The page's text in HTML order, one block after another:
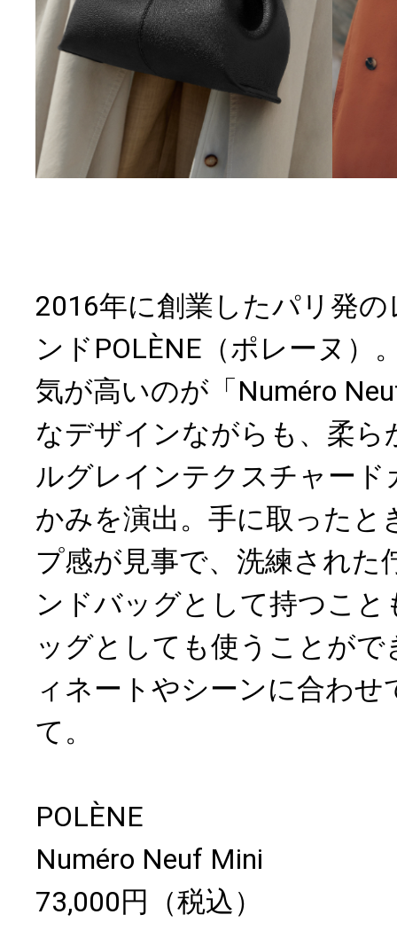
2016年に創業したパリ発
ンドPOLÈNE（ポレーヌ）
気が高いのが「Numéro
なデザインながらも、柔
ルグレインテクスチャード
かみを演出。手に取ったと
プ感が見事で、洗練された
ンドバッグとして持つこ
ッグとしても使うことが
ィネートやシーンに合わ
て。
POLÈNE
Numéro Neuf Mini
73,000円（税込）